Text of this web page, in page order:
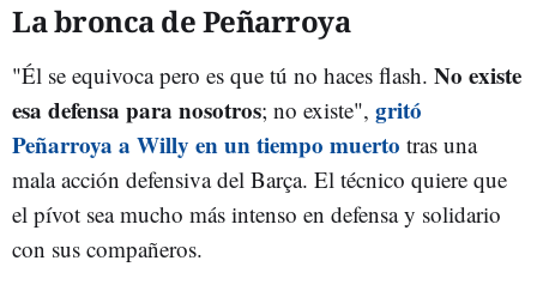
La bronca de Peñarroya
"Él se equivoca pero es que tú no haces flash. No existe
esa defensa para nosotros; no existe", gritó
Peñarroya a Willy en un tiempo muerto tras una
mala acción defensiva del Barça. El técnico quiere que
el pívot sea mucho más intenso en defensa y solidario
con sus compañeros.